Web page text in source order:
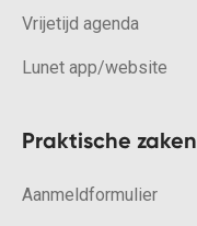
Vrijetijd agenda
Lunet app/website
Praktische zaken
Aanmeldformulier